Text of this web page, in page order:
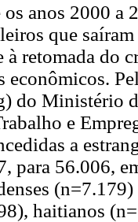
os anos 2000 a
que
à retomada do
do Ministério
e
a
para 56.006,
haitianos